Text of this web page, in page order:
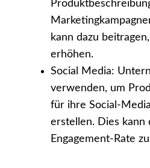
kann dazu
erhöhen.
Social Media:
verwenden, um
für ihre Social-
erstellen. Dies kann
Engagement-Rate